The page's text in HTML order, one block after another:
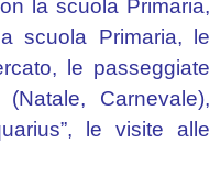
la scuola Primaria,
scuola Primaria, le
le passeggiate
Carnevale),
le visite alle